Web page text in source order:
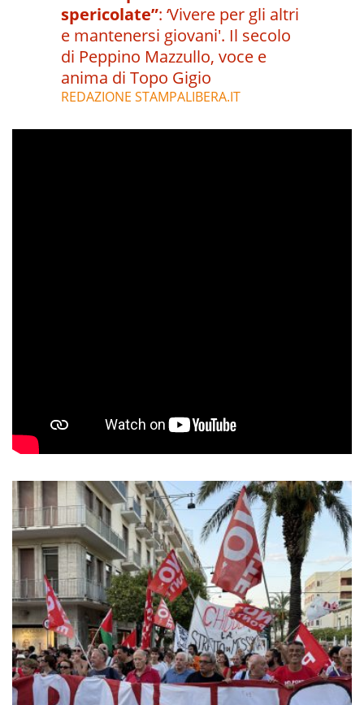
spericolate”: ‘Vivere per gli altri
e mantenersi giovani'. Il secolo
di Peppino Mazzullo, voce e
anima di Topo Gigio
REDAZIONE STAMPALIBERA.IT